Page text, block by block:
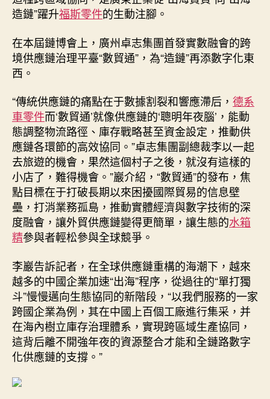
造鏈”躍升福斯零件的生動注腳。
在本屆鏈博會上，廣州卓志集團首發實數融會的跨
境供應鏈治理平臺“數貿通”，為“造鏈”再添數字化東
西。
“傳統供應鏈的痛點在于數據割裂和響應滯后， 德系
車零件而‘數貿通’就像供應鏈的‘聰明年夜腦’，能動
態調整物流路徑、庫存戰略甚至資金設定，推動供
應鏈各環節的高效協同。”卓志集團副總裁李以一起
去旅遊的機會，果然這個村子之後，就沒有這樣的
小店了，難得機會。”巖介紹，“數貿通”的發布，焦
點目標在于打破長期以來困擾國際貿易的信息壁
壘，打消業務孤島，推動實體經濟與數字技術的深
度融會，讓外貿供應鏈變得更簡單，讓生態的水箱
精參與者輕松參與全球競爭。
李巖告訴記者，在全球供應鏈重構的海潮下，越來
越多的中國企業加速“出海”程序，從過往的“單打獨
斗”慢慢邁向生態協同的新階段，“以我們服務的一家
跨國企業為例，其在中國上百個工廠進行集采，并
在海內樹立庫存治理體系，實現跨區域生產協同，
這背后離不開強年夜的資源整合才能和全鏈路數字
化供應鏈的支撐。”